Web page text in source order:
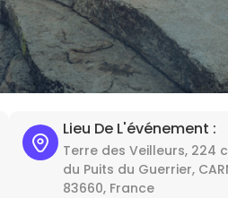
Lieu De L'événement :
Terre des Veilleurs, 224
du Puits du Guerrier,
83660, France